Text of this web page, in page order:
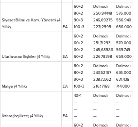
Siyaset Bilimi ve Kamu Yönetimi (4
Yıllık)
EA
60+2
80+2
90+3
100+3
Dolmadı
250,94448
246,69275
227,12595
Dolmadı
576.000
556.940
656.000
Uluslararası İlişkiler (4 Yıllık) EA
60+2
60+2
60+2
60+2
Dolmadı
251,71293
245,68586
226,78398
Dolmadı
570.000
565.749
659.000
Maliye (4 Yıllık) EA
80+2
80+2
90+3
100+3
Dolmadı
243,52167
238,73362
216,17168
Dolmadı
636.000
631.436
714.000
İktisat (İngilizce) (4 Yıllık) EA
40+1
—
—
—
Dolmadı
—-
—
—
Dolmadı
—
—
—
60+2
Dolmadı
Dolmadı